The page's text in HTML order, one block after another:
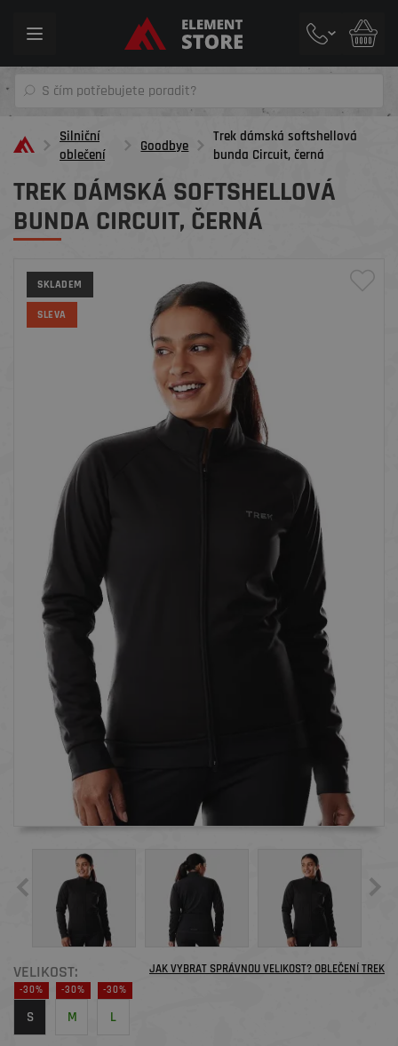
Toggle
Silniční
oblečení
Goodbye
Trek dámská softshellová
bunda Circuit , černá
TREK DÁMSKÁ SOFTSHELLOVÁ
BUNDA CIRCUIT , ČERNÁ
SKLADEM
SLEVA
VELIKOST: JAK VYBRAT SPRÁVNOU VELIKOST? OBLEČENÍ TREK
-30%
S
-30%
M
-30%
L